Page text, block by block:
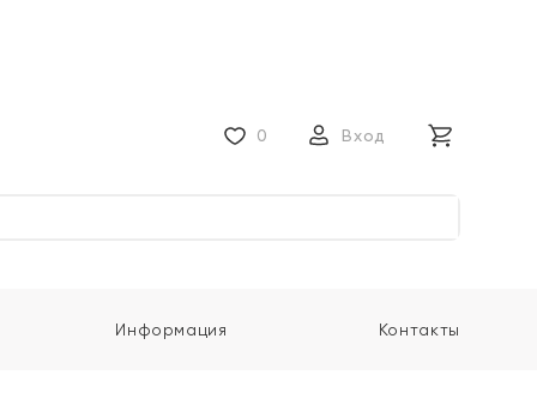
0 Вход
Информация Контакты